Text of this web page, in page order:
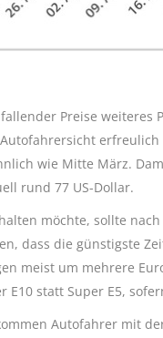
Preise
wie Mitte März.
rund 77 US-Dollar.
möchte, sollte
dass die günstigste
meist um mehrere
E10 statt Super E5,
Autofahrer mit